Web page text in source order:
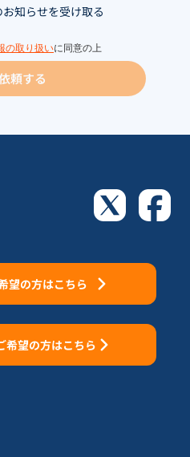
知らせを受け取る
の取り扱いに同意の上
頼する
望の方はこちら
希望の方はこちら